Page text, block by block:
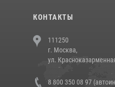
КОНТАКТЫ
111250
г. Москва,
ул.
8 800 350 08 97